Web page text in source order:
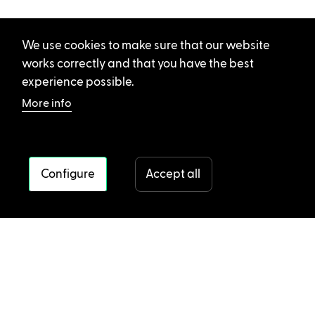
We use cookies to make sure that our website
works correctly and that you have the best
experience possible.
More info
Configure Accept all